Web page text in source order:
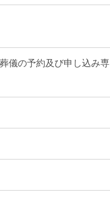
儀の予約及び申し込み専